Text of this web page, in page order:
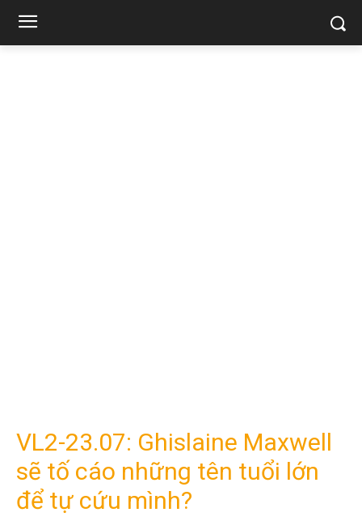
VL2-23.07: Ghislaine Maxwell
sẽ tố cáo những tên tuổi lớn
để tự cứu mình?